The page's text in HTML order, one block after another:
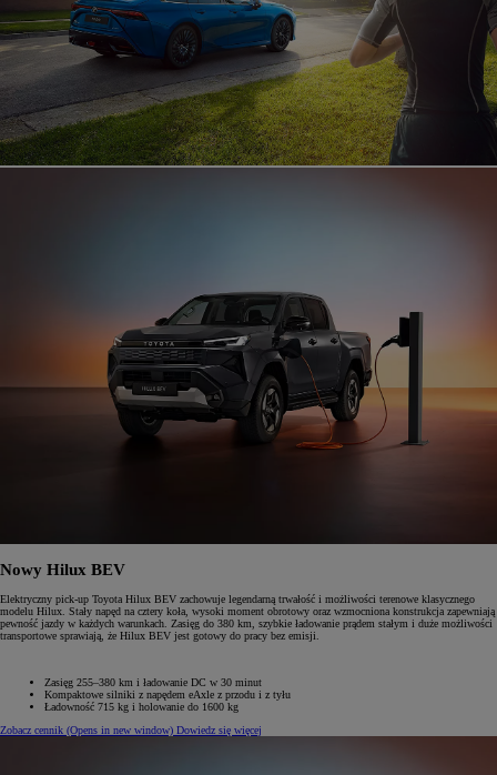
Nowy Hilux BEV
Elektryczny pick-up Toyota Hilux BEV zachowuje legendarną trwałość i możliwości terenowe klasycznego
modelu Hilux. Stały napęd na cztery koła, wysoki moment obrotowy oraz wzmocniona konstrukcja zapewniają
pewność jazdy w każdych warunkach. Zasięg do 380 km, szybkie ładowanie prądem stałym i duże możliwości
transportowe sprawiają, że Hilux BEV jest gotowy do pracy bez emisji.
Zasięg 255–380 km i ładowanie DC w 30 minut
Kompaktowe silniki z napędem eAxle z przodu i z tyłu
Ładowność 715 kg i holowanie do 1600 kg
Zobacz cennik (Opens in new window) Dowiedz się więcej